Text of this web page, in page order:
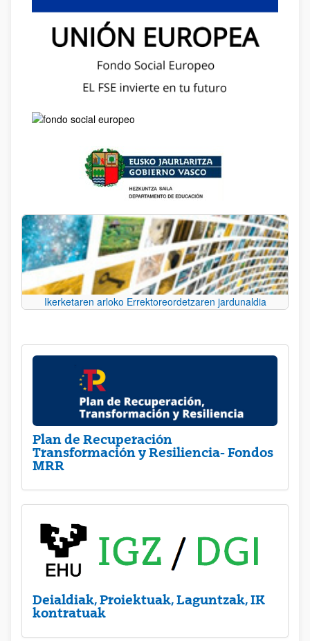
Ikerketaren arloko Errektoreordetzaren jardunaldia
Plan de Recuperación
Transformación y Resiliencia- Fondos
MRR
Deialdiak, Proiektuak, Laguntzak, IK
kontratuak